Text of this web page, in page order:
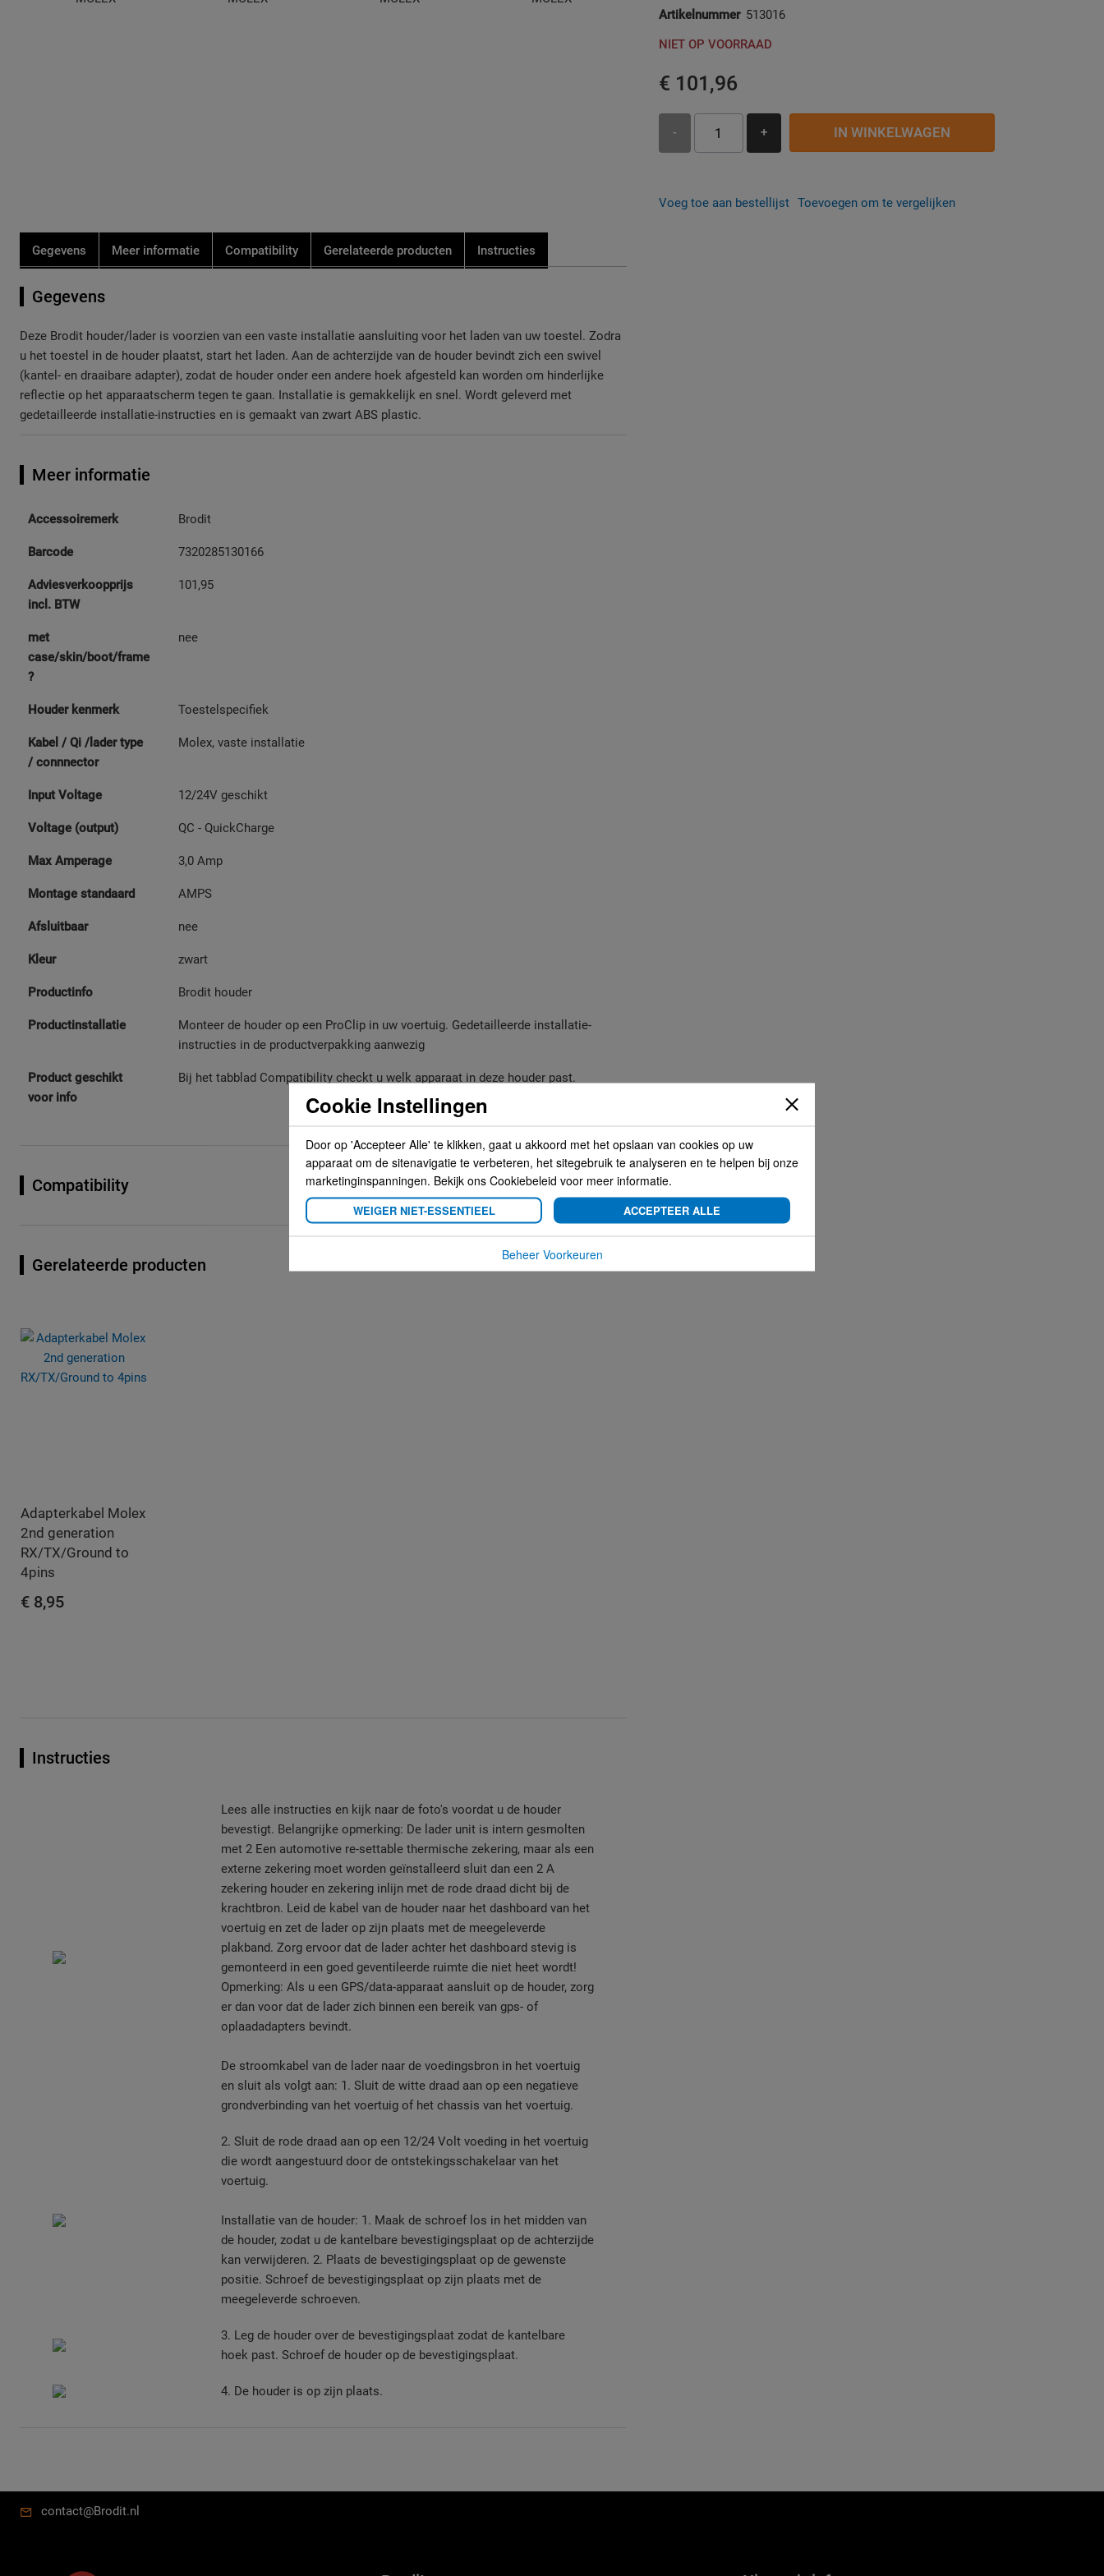
Artikelnummer 513016
NIET OP VOORRAAD
€ 101,96
- + IN WINKELWAGEN
Voeg toe aan bestellijst Toevoegen om te vergelijken
Gegevens Meer informatie Compatibility Gerelateerde producten Instructies
Gegevens
Deze Brodit houder/lader is voorzien van een vaste installatie aansluiting voor het laden van uw toestel. Zodra
u het toestel in de houder plaatst, start het laden. Aan de achterzijde van de houder bevindt zich een swivel
(kantel- en draaibare adapter), zodat de houder onder een andere hoek afgesteld kan worden om hinderlijke
reflectie op het apparaatscherm tegen te gaan. Installatie is gemakkelijk en snel. Wordt geleverd met
gedetailleerde installatie-instructies en is gemaakt van zwart ABS plastic.
Meer informatie
Meer
Accessoiremerk Brodit
Barcode 7320285130166
Adviesverkoopprijs
incl. BTW
101,95
met
case/skin/boot/frame
?
nee
Houder kenmerk Toestelspecifiek
Kabel / Qi /lader type
/ connnector
Molex, vaste installatie
Input Voltage 12/24V geschikt
Voltage (output) QC - QuickCharge
Max Amperage 3,0 Amp
Montage standaard AMPS
Afsluitbaar nee
Kleur zwart
Productinfo Brodit houder
Productinstallatie
Monteer de houder op een ProClip in uw voertuig. Gedetailleerde installatie-
instructies in de productverpakking aanwezig
Product geschikt
voor info
Bij het tabblad Compatibility checkt u welk apparaat in deze houder past.
Compatibility
Gerelateerde producten
Adapterkabel Molex
2nd generation
RX/TX/Ground to
4pins
€ 8,95
Instructies
Lees alle instructies en kijk naar de foto's voordat u de houder
bevestigt. Belangrijke opmerking: De lader unit is intern gesmolten
met 2 Een automotive re-settable thermische zekering, maar als een
externe zekering moet worden geïnstalleerd sluit dan een 2 A
zekering houder en zekering inlijn met de rode draad dicht bij de
krachtbron. Leid de kabel van de houder naar het dashboard van het
voertuig en zet de lader op zijn plaats met de meegeleverde
plakband. Zorg ervoor dat de lader achter het dashboard stevig is
gemonteerd in een goed geventileerde ruimte die niet heet wordt!
Opmerking: Als u een GPS/data-apparaat aansluit op de houder, zorg
er dan voor dat de lader zich binnen een bereik van gps- of
oplaadadapters bevindt.
De stroomkabel van de lader naar de voedingsbron in het voertuig
en sluit als volgt aan: 1. Sluit de witte draad aan op een negatieve
grondverbinding van het voertuig of het chassis van het voertuig.
2. Sluit de rode draad aan op een 12/24 Volt voeding in het voertuig
die wordt aangestuurd door de ontstekingsschakelaar van het
voertuig.
Installatie van de houder: 1. Maak de schroef los in het midden van
de houder, zodat u de kantelbare bevestigingsplaat op de achterzijde
kan verwijderen. 2. Plaats de bevestigingsplaat op de gewenste
positie. Schroef de bevestigingsplaat op zijn plaats met de
meegeleverde schroeven.
3. Leg de houder over de bevestigingsplaat zodat de kantelbare
hoek past. Schroef de houder op de bevestigingsplaat.
4. De houder is op zijn plaats.
contact@Brodit.nl
Cookie Instellingen
Door op 'Accepteer Alle' te klikken, gaat u akkoord met het opslaan van cookies op uw
apparaat om de sitenavigatie te verbeteren, het sitegebruik te analyseren en te helpen bij onze
marketinginspanningen. Bekijk ons Cookiebeleid voor meer informatie.
WEIGER NIET-ESSENTIEEL ACCEPTEER ALLE
Beheer Voorkeuren